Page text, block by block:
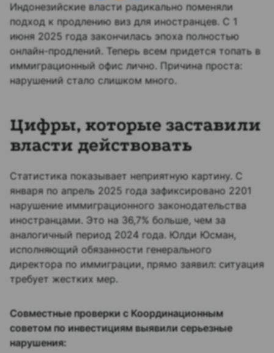
Индонезийские власти радикально поменяли
подход к продлению виз для иностранцев. С 1
июня 2025 года закончилась эпоха полностью
онлайн-продлений. Теперь всем придется топать в
иммиграционный офис лично. Причина проста:
нарушений стало слишком много.
Цифры, которые заставили
власти действовать
Статистика показывает неприятную картину. С
января по апрель 2025 года зафиксировано 2201
нарушение иммиграционного законодательства
иностранцами. Это на 36,7% больше, чем за
аналогичный период 2024 года. Юлди Юсман,
исполняющий обязанности генерального
директора по иммиграции, прямо заявил: ситуация
требует жестких мер.
Совместные проверки с Координационным
советом по инвестициям выявили серьезные
нарушения: